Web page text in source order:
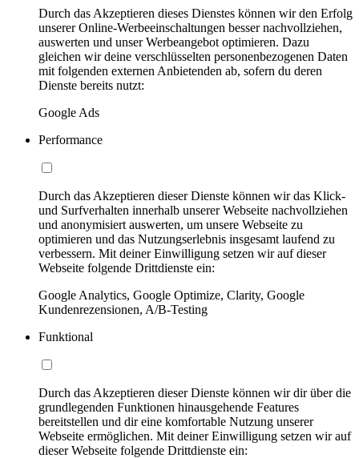
Durch das Akzeptieren dieses Dienstes können wir den Erfolg
unserer Online-Werbeeinschaltungen besser nachvollziehen,
auswerten und unser Werbeangebot optimieren. Dazu
gleichen wir deine verschlüsselten personenbezogenen Daten
mit folgenden externen Anbietenden ab, sofern du deren
Dienste bereits nutzt:
Google Ads
Performance
Durch das Akzeptieren dieser Dienste können wir das Klick-
und Surfverhalten innerhalb unserer Webseite nachvollziehen
und anonymisiert auswerten, um unsere Webseite zu
optimieren und das Nutzungserlebnis insgesamt laufend zu
verbessern. Mit deiner Einwilligung setzen wir auf dieser
Webseite folgende Drittdienste ein:
Google Analytics, Google Optimize, Clarity, Google
Kundenrezensionen, A/B-Testing
Funktional
Durch das Akzeptieren dieser Dienste können wir dir über die
grundlegenden Funktionen hinausgehende Features
bereitstellen und dir eine komfortable Nutzung unserer
Webseite ermöglichen. Mit deiner Einwilligung setzen wir auf
dieser Webseite folgende Drittdienste ein: